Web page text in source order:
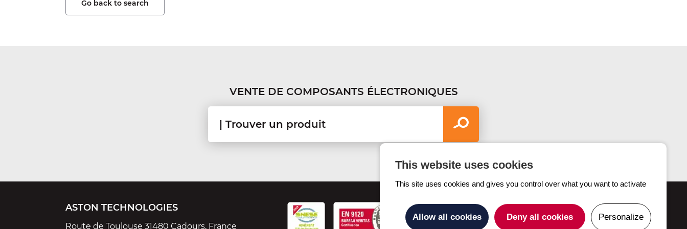
Go back to search
VENTE DE COMPOSANTS ÉLECTRONIQUES
ASTON TECHNOLOGIES
Route de Toulouse 31480 Cadours, France
Contactez-nous
This website uses cookies
This site uses cookies and gives you control over what you want to activate
Allow all cookies Deny all cookies Personalize